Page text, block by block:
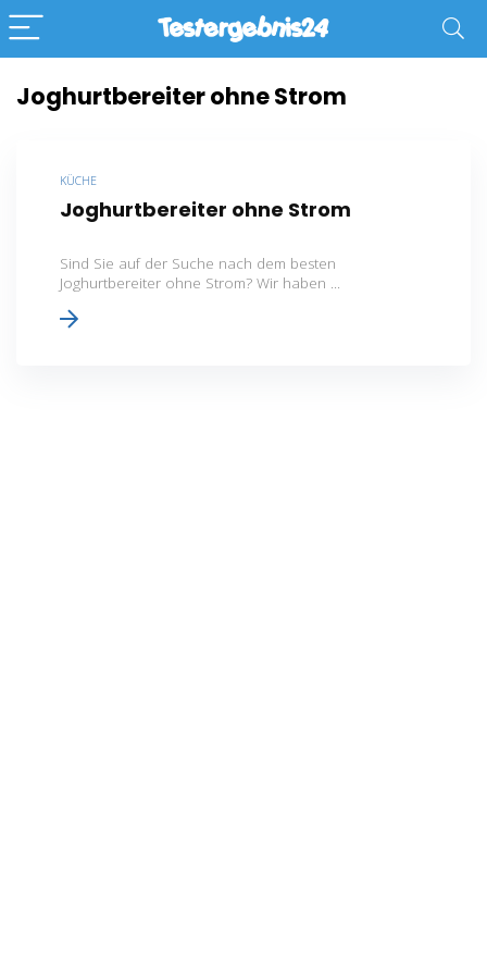
Joghurtbereiter ohne Strom
KÜCHE
Joghurtbereiter ohne Strom
Sind Sie auf der Suche nach dem besten
Joghurtbereiter ohne Strom? Wir haben ...